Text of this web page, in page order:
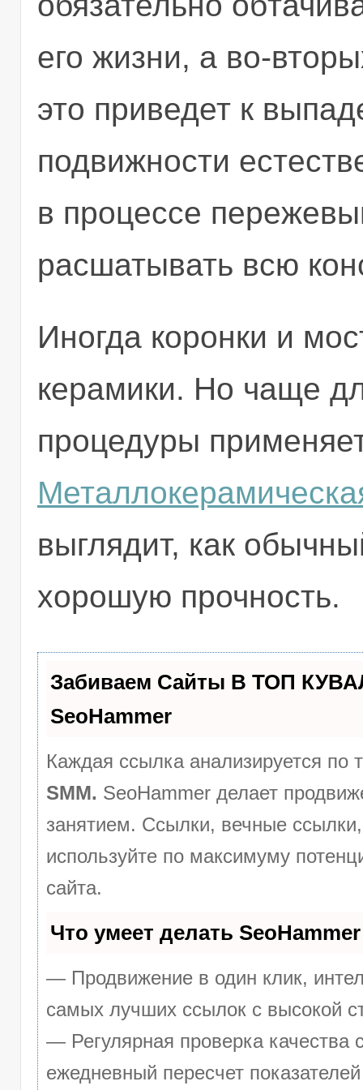
его жизни, а во-
это приведет к
подвижности
в процессе
расшатывать всю
Иногда коронки и
керамики. Но чаще
процедуры
выглядит, как
хорошую прочность.
Забиваем Сайты В ТОП
SeoHammer
Каждая ссылка анализируется по
SMM. SeoHammer делает
занятием. Ссылки, вечные
используйте по максимуму
сайта.
Что умеет делать SeoHammer
— Продвижение в один клик,
самых лучших ссылок с высокой
— Регулярная проверка качества
ежедневный пересчет